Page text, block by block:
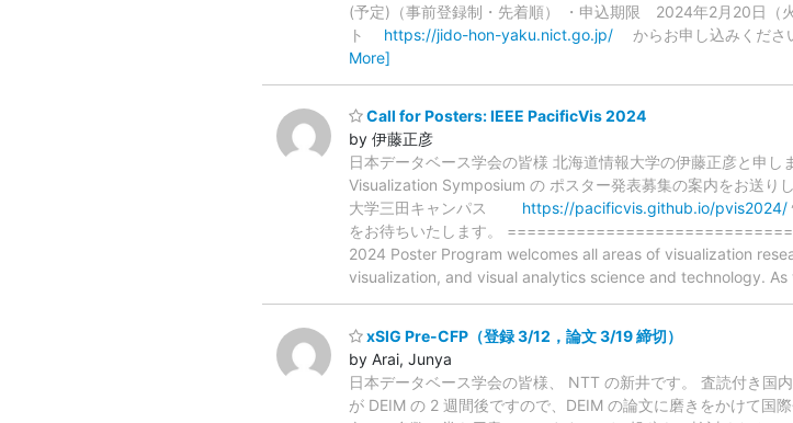
(予定)（事前登録制・先着順） ・申込期限 2024年2月20日（
ト https://jido-hon-yaku.nict.go.jp/ からお申し込みくださ
More]
Call for Posters: IEEE PacificVis 2024
by 伊藤正彦
日本データベース学会の皆様 北海道情報大学の伊藤正彦と申
Visualization Symposium の ポスター発表募集の案内を
大学三田キャンパス https://pacificvis.github.io/pvis2024/
をお待ちいたします。
2024 Poster Program welcomes all areas of visualization
visualization, and visual analytics science and technology. As
xSIG Pre-CFP（登録 3/12，論文 3/19 締切）
by Arai, Junya
日本データベース学会の皆様、 NTT の新井です。 査読付き国
が DEIM の 2 週間後ですので、DEIM の論文に磨きをかけて国